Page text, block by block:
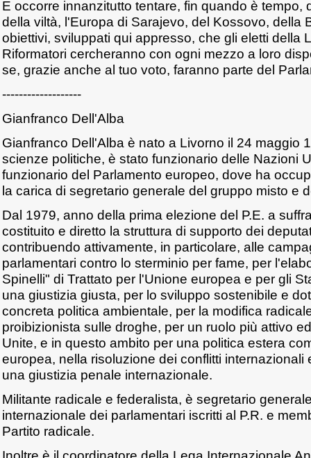
E occorre innanzitutto tentare, fin quando è tempo,
della viltà, l'Europa di Sarajevo, del Kossovo, della
obiettivi, sviluppati qui appresso, che gli eletti della
Riformatori cercheranno con ogni mezzo a loro
se, grazie anche al tuo voto, faranno parte del
-------------------
Gianfranco Dell'Alba
Gianfranco Dell'Alba è nato a Livorno il 24 maggio
scienze politiche, è stato funzionario delle Nazioni
funzionario del Parlamento europeo, dove ha
la carica di segretario generale del gruppo misto e
Dal 1979, anno della prima elezione del P.E. a
costituito e diretto la struttura di supporto dei
contribuendo attivamente, in particolare, alle
parlamentari contro lo sterminio per fame, per
Spinelli" di Trattato per l'Unione europea e per gli
una giustizia giusta, per lo sviluppo sostenibile e
concreta politica ambientale, per la modifica
proibizionista sulle droghe, per un ruolo più attivo
Unite, e in questo ambito per una politica estera
europea, nella risoluzione dei conflitti internazionali
una giustizia penale internazionale.
Militante radicale e federalista, è segretario
internazionale dei parlamentari iscritti al P.R. e
Partito radicale.